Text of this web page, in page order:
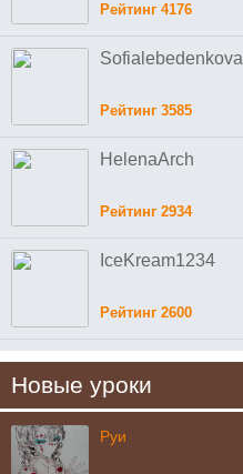
Рейтинг 4176
Sofialebedenkova
Рейтинг 3585
HelenaArch
Рейтинг 2934
IceKream1234
Рейтинг 2600
Новые уроки
Руи